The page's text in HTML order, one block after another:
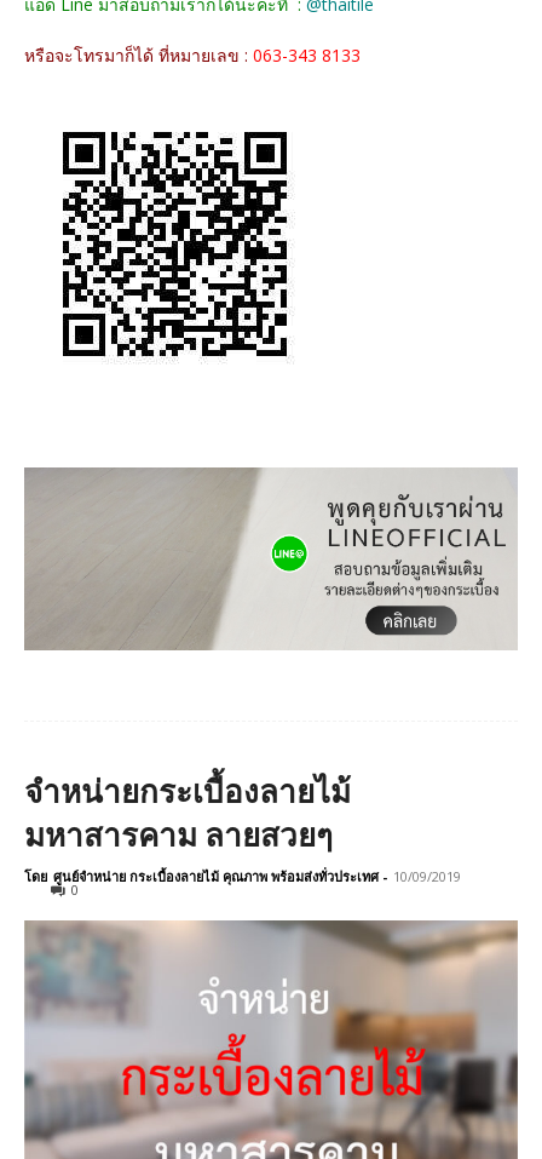
หรือจะโทรมาก็ได้ ที่หมายเลข : 063-343 8133
จำหน่ายกระเบื้องลายไม้
มหาสารคาม ลายสวยๆ
โดย ศูนย์จำหน่าย กระเบื้องลายไม้ คุณภาพ พร้อมส่งทั่วประเทศ- 10/09/2019
0